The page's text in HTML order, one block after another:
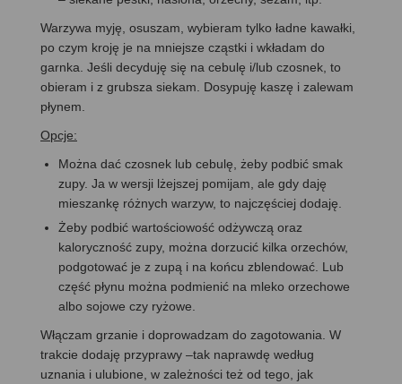
Warzywa myję, osuszam, wybieram tylko ładne kawałki,
po czym kroję je na mniejsze cząstki i wkładam do
garnka. Jeśli decyduję się na cebulę i/lub czosnek, to
obieram i z grubsza siekam. Dosypuję kaszę i zalewam
płynem.
Opcje:
Można dać czosnek lub cebulę, żeby podbić smak
zupy. Ja w wersji lżejszej pomijam, ale gdy daję
mieszankę różnych warzyw, to najczęściej dodaję.
Żeby podbić wartościowość odżywczą oraz
kaloryczność zupy, można dorzucić kilka orzechów,
podgotować je z zupą i na końcu zblendować. Lub
część płynu można podmienić na mleko orzechowe
albo sojowe czy ryżowe.
Włączam grzanie i doprowadzam do zagotowania. W
trakcie dodaję przyprawy –tak naprawdę według
uznania i ulubione, w zależności też od tego, jak